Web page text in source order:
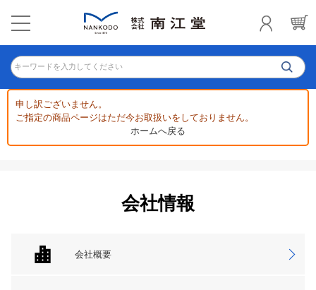
キーワードを入力してください
申し訳ございません。
ご指定の商品ページはただ今お取扱いをしておりません。
ホームへ戻る
会社情報
会社概要